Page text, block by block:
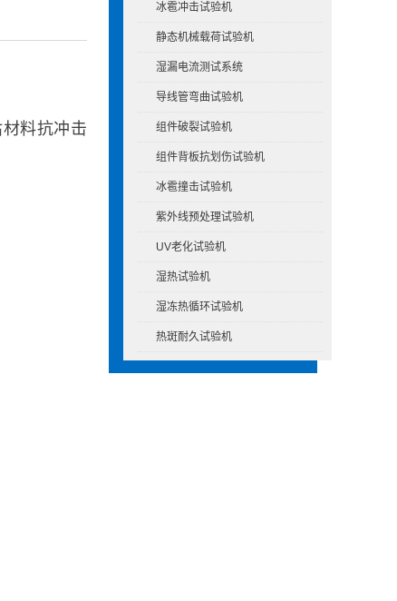
冰雹冲击试验机
静态机械载荷试验机
湿漏电流测试系统
导线管弯曲试验机
组件破裂试验机
组件背板抗划伤试验机
冰雹撞击试验机
紫外线预处理试验机
UV老化试验机
湿热试验机
湿冻热循环试验机
热斑耐久试验机
料抗冲击